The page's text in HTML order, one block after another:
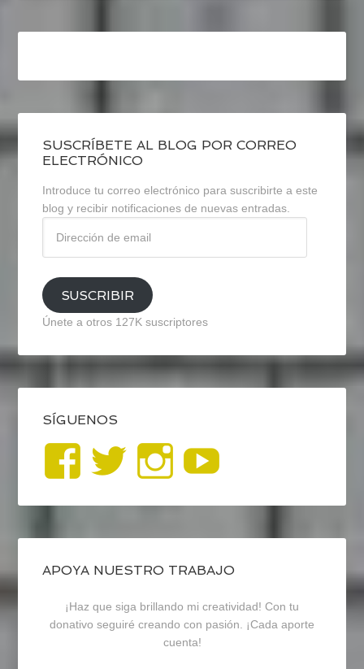
SUSCRÍBETE AL BLOG POR CORREO
ELECTRÓNICO
Introduce tu correo electrónico para suscribirte a este
blog y recibir notificaciones de nuevas entradas.
email
SUSCRIBIR
Únete a otros 127K suscriptores
SÍGUENOS
Ver
perfil
de
blogrecursosep
en
Ver
perfil
de
recursosep
en
Ver
perfil
de
recursosep
en
APOYA NUESTRO TRABAJO
¡Haz que siga brillando mi creatividad! Con tu
donativo seguiré creando con pasión. ¡Cada aporte
cuenta!